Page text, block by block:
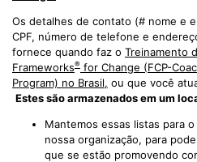
Os detalhes de contato (# nome e
CPF, número de telefone e
fornece quando faz o Treinamento
Frameworks® for Change (FCP-
Program) no Brasil, ou que você
Estes são armazenados em um
Mantemos essas listas para
nossa organização, para
que se estão promovendo